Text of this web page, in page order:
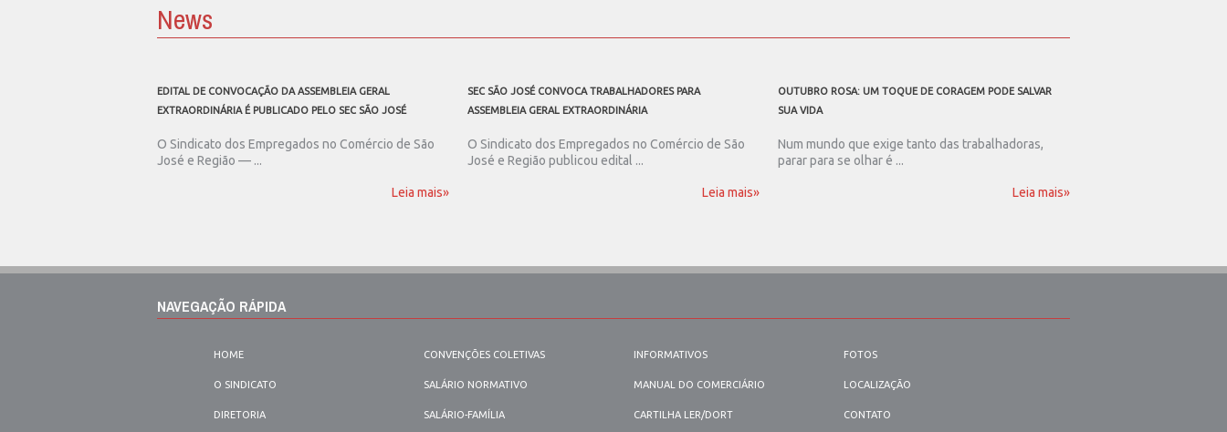
News
EDITAL DE CONVOCAÇÃO DA ASSEMBLEIA GERAL
EXTRAORDINÁRIA É PUBLICADO PELO SEC SÃO JOSÉ
O Sindicato dos Empregados no Comércio de São
José e Região — ...
Leia mais»
SEC SÃO JOSÉ CONVOCA TRABALHADORES PARA
ASSEMBLEIA GERAL EXTRAORDINÁRIA
O Sindicato dos Empregados no Comércio de São
José e Região publicou edital ...
Leia mais»
OUTUBRO ROSA: UM TOQUE DE CORAGEM PODE SALVAR
SUA VIDA
Num mundo que exige tanto das trabalhadoras,
parar para se olhar é ...
Leia mais»
NAVEGAÇÃO RÁPIDA
HOME
O SINDICATO
DIRETORIA
CONVENÇÕES COLETIVAS
SALÁRIO NORMATIVO
SALÁRIO-FAMÍLIA
INFORMATIVOS
MANUAL DO COMERCIÁRIO
CARTILHA LER/DORT
FOTOS
LOCALIZAÇÃO
CONTATO